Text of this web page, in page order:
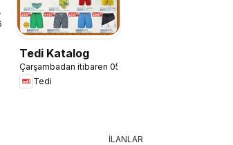
Tedi Katalog
Çarşambadan itibaren 05.08.2026
Tedi
İLANLAR